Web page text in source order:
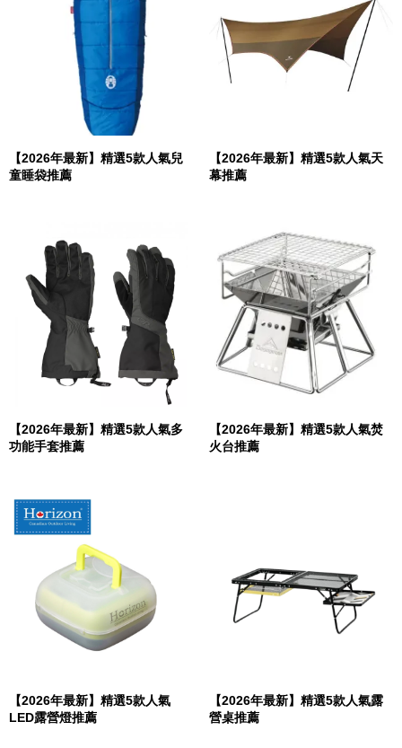
【2026年最新】精選5款人氣兒
童睡袋推薦
【2026年最新】精選5款人氣天
幕推薦
【2026年最新】精選5款人氣多
功能手套推薦
【2026年最新】精選5款人氣焚
火台推薦
【2026年最新】精選5款人氣
LED露營燈推薦
【2026年最新】精選5款人氣露
營桌推薦